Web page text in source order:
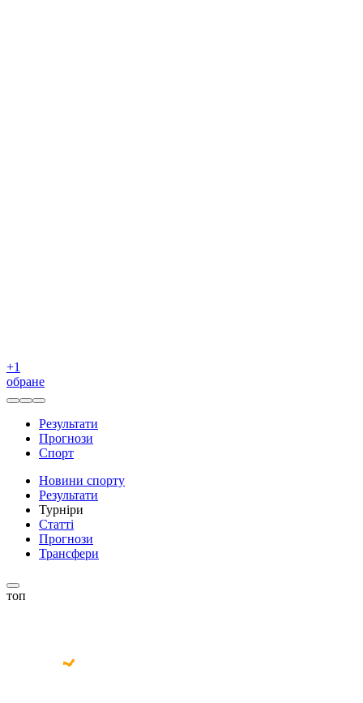
+1
обране
Результати
Прогнози
Спорт
Новини спорту
Результати
Турніри
Статті
Прогнози
Трансфери
топ